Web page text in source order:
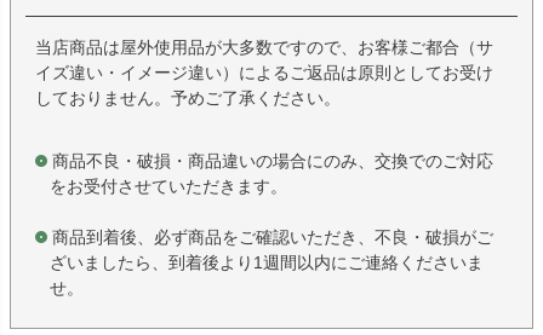
当店商品は屋外使用品が大多数ですので、お客様ご都合（サ
イズ違い・イメージ違い）によるご返品は原則としてお受け
しておりません。予めご了承ください。
商品不良・破損・商品違いの場合にのみ、交換でのご対応
をお受付させていただきます。
商品到着後、必ず商品をご確認いただき、不良・破損がご
ざいましたら、到着後より1週間以内にご連絡くださいま
せ。